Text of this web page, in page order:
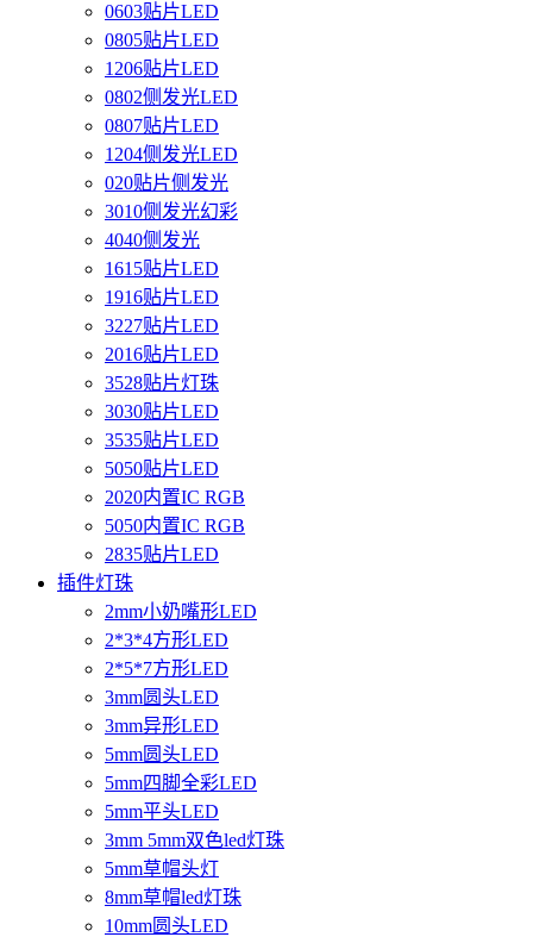
0603贴片LED
0805贴片LED
1206贴片LED
0802侧发光LED
0807贴片LED
1204侧发光LED
020贴片侧发光
3010侧发光幻彩
4040侧发光
1615贴片LED
1916贴片LED
3227贴片LED
2016贴片LED
3528贴片灯珠
3030贴片LED
3535贴片LED
5050贴片LED
2020内置IC RGB
5050内置IC RGB
2835贴片LED
插件灯珠
2mm小奶嘴形LED
2*3*4方形LED
2*5*7方形LED
3mm圆头LED
3mm异形LED
5mm圆头LED
5mm四脚全彩LED
5mm平头LED
3mm 5mm双色led灯珠
5mm草帽头灯
8mm草帽led灯珠
10mm圆头LED